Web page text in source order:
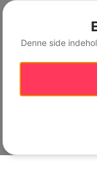
Denne side